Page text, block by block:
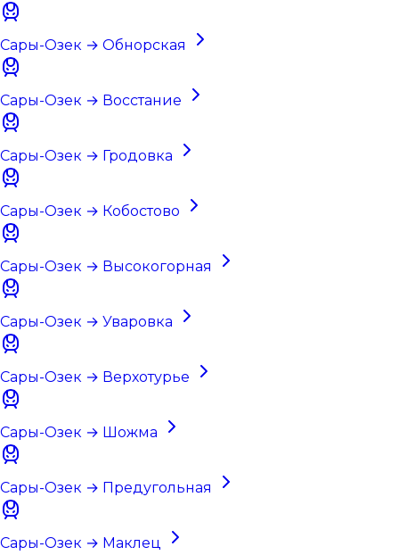
Сары-Озек → Обнорская
Сары-Озек → Восстание
Сары-Озек → Гродовка
Сары-Озек → Кобостово
Сары-Озек → Высокогорная
Сары-Озек → Уваровка
Сары-Озек → Верхотурье
Сары-Озек → Шожма
Сары-Озек → Предугольная
Сары-Озек → Маклец